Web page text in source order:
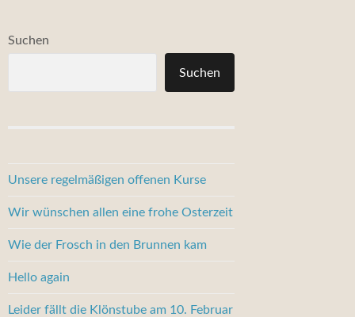
Suchen
Suchen
Unsere regelmäßigen offenen Kurse
Wir wünschen allen eine frohe Osterzeit
Wie der Frosch in den Brunnen kam
Hello again
Leider fällt die Klönstube am 10. Februar